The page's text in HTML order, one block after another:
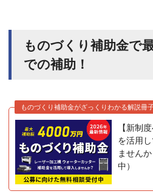
ものづくり補助金で
での補助！
ものづくり補助金がざっくりわかる解説冊
【新制
を活用
ません
中）